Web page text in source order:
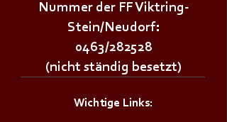
Nummer der FF Viktring-
Stein/Neudorf:
0463/282528
(nicht ständig besetzt)
Wichtige Links: